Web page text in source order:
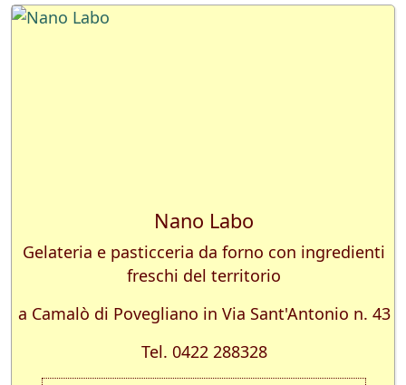
Nano Labo
Gelateria e pasticceria da forno con ingredienti
freschi del territorio
a Camalò di Povegliano in Via Sant'Antonio n. 43
Tel. 0422 288328